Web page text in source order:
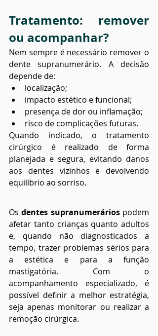
Tratamento: remover
ou acompanhar?
Nem sempre é necessário remover o
dente supranumerário. A decisão
depende de:
localização;
impacto estético e funcional;
presença de dor ou inflamação;
risco de complicações futuras.
Quando indicado, o tratamento
cirúrgico é realizado de forma
planejada e segura, evitando danos
aos dentes vizinhos e devolvendo
equilíbrio ao sorriso.
Os dentes supranumerários podem
afetar tanto crianças quanto adultos
e, quando não diagnosticados a
tempo, trazer problemas sérios para
a estética e para a função
mastigatória. Com o
acompanhamento especializado, é
possível definir a melhor estratégia,
seja apenas monitorar ou realizar a
remoção cirúrgica.